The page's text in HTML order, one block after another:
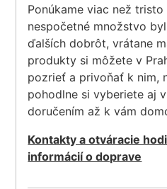
Ponúkame viac než
nespočetné množstvo
ďalších dobrôt, vrátane
produkty si môžete v
pozrieť a privoňať k nim,
pohodlne si vyberiete aj
doručením až k vám
Kontakty a otváracie
informácií o doprave